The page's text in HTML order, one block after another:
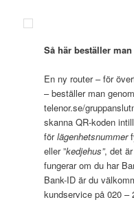
Så här beställer
En ny router – för
– beställer man
telenor.se/
skanna QR-koden
förlägenhetsnummer
eller ”kedjehus”, det
fungerar om du har
Bank-ID är du
kundservice på 020 –